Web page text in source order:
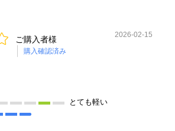
ご購入者様
購入確認済み
2026-02-15
とても軽い